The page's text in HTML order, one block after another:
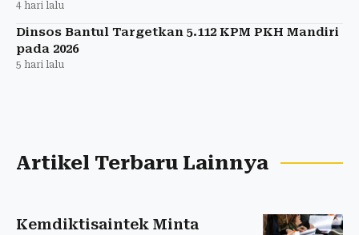
4 hari lalu
Dinsos Bantul Targetkan 5.112 KPM PKH Mandiri
pada 2026
5 hari lalu
Artikel Terbaru Lainnya
Kemdiktisaintek Minta